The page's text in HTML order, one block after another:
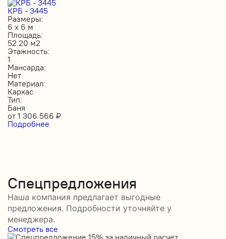
КРБ - 3445
Размеры:
6 х 6 м
Площадь:
52.20 м2
Этажность:
1
Мансарда:
Нет
Материал:
Каркас
Тип:
Баня
от 1 306 566 ₽
Подробнее
Спецпредложения
Наша компания предлагает выгодные
предложения. Подробности уточняйте у
менеджера.
Смотреть все